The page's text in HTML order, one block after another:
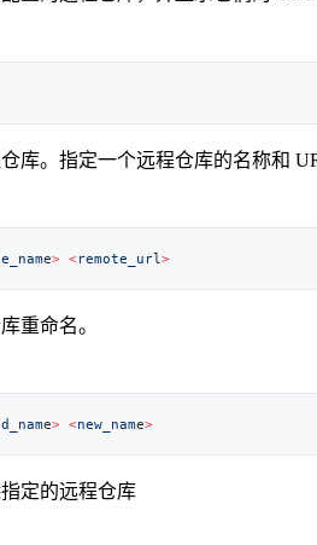
库。指定一个远程仓库的名称和
e> <remote_url
重命名。
e> <new_name
定的远程仓库